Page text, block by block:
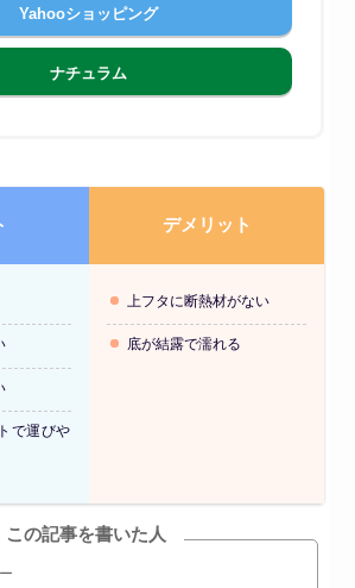
Yahooショッピング
ナチュラム
で運びや
デメリット
上フタに断熱材がない
底が結露で濡れる
この記事を書いた人